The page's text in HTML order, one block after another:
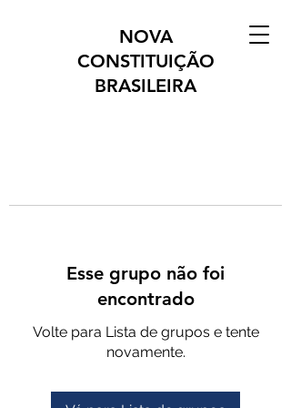
NOVA
CONSTITUIÇÃO
BRASILEIRA
Esse grupo não foi
encontrado
Volte para Lista de grupos e tente
novamente.